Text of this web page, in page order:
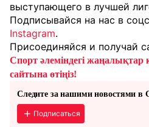
выступающего в лучшей
Подписывайся на нас в
Instagram.
Присоединяйся и получай
Спорт әлеміндегі жаңалықтар
сайтына өтіңіз!
Следите за нашими новостями в
Подписаться